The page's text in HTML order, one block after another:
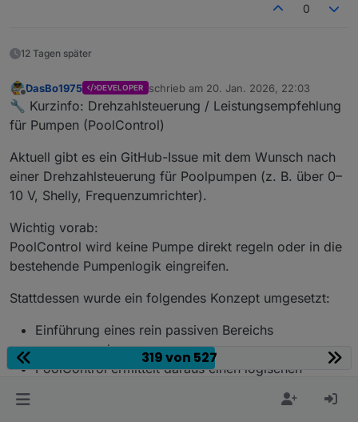
0
12 Tagen später
Offline
DasBo1975 DEVELOPER schrieb am 20. Jan. 2026, 22:03
zuletzt editiert von
🔧 Kurzinfo: Drehzahlsteuerung / Leistungsempfehlung
für Pumpen (PoolControl)
Aktuell gibt es ein GitHub-Issue mit dem Wunsch nach
einer Drehzahlsteuerung für Poolpumpen (z. B. über 0–
10 V, Shelly, Frequenzumrichter).
Wichtig vorab:
PoolControl wird keine Pumpe direkt regeln oder in die
bestehende Pumpenlogik eingreifen.
Stattdessen wurde ein folgendes Konzept umgesetzt:
Einführung eines rein passiven Bereichs
pump.speed
PoolControl ermittelt daraus einen logischen
319 von 527